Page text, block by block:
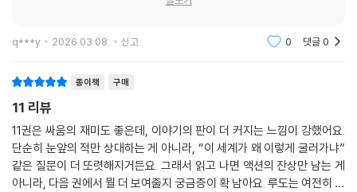
q***y 2026.03.08. 신고 0 댓글0
종이책 구매
11 리뷰
11권은 싸움의 재미도 좋은데, 이야기의 판이 더 커지는 느낌이 강했어요.
단순히 눈앞의 적만 상대하는 게 아니라, “이 세계가 왜 이렇게 굴러가냐”
같은 질문이 더 또렷해지거든요. 그래서 읽고 나면 액션의 잔상만 남는 게
아니라, 다음 권에서 뭘 더 보여줄지 궁금증이 확 남아요. 루도는 여전히 거